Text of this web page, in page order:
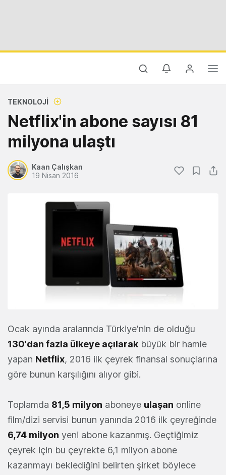
TEKNOLOJI
Netflix'in abone sayısı 81
milyona ulaştı
Kaan Çalışkan
19 Nisan 2016
Ocak ayında aralarında Türkiye'nin de olduğu
130'dan fazla ülkeye açılarak büyük bir hamle
yapan Netflix, 2016 ilk çeyrek finansal sonuçlarına
göre bunun karşılığını alıyor gibi.
Toplamda 81,5 milyon aboneye ulaşan online
film/dizi servisi bunun yanında 2016 ilk çeyreğinde
6,74 milyon yeni abone kazanmış. Geçtiğimiz
çeyrek için bu çeyrekte 6,1 milyon abone
kazanmayı beklediğini belirten şirket böylece